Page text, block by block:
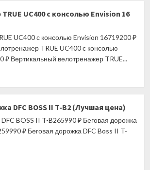
UC400 с консолью Envision 16
UC400 с консолью Envision 16719200 ₽
TRUE UC400 с консолью
₽ Вертикальный велотренажер TRUE...
DFC BOSS II T-B2 (Лучшая цена)
BOSS II T-B265990 ₽ Беговая дорожка
₽ Беговая дорожка DFC Boss II T-